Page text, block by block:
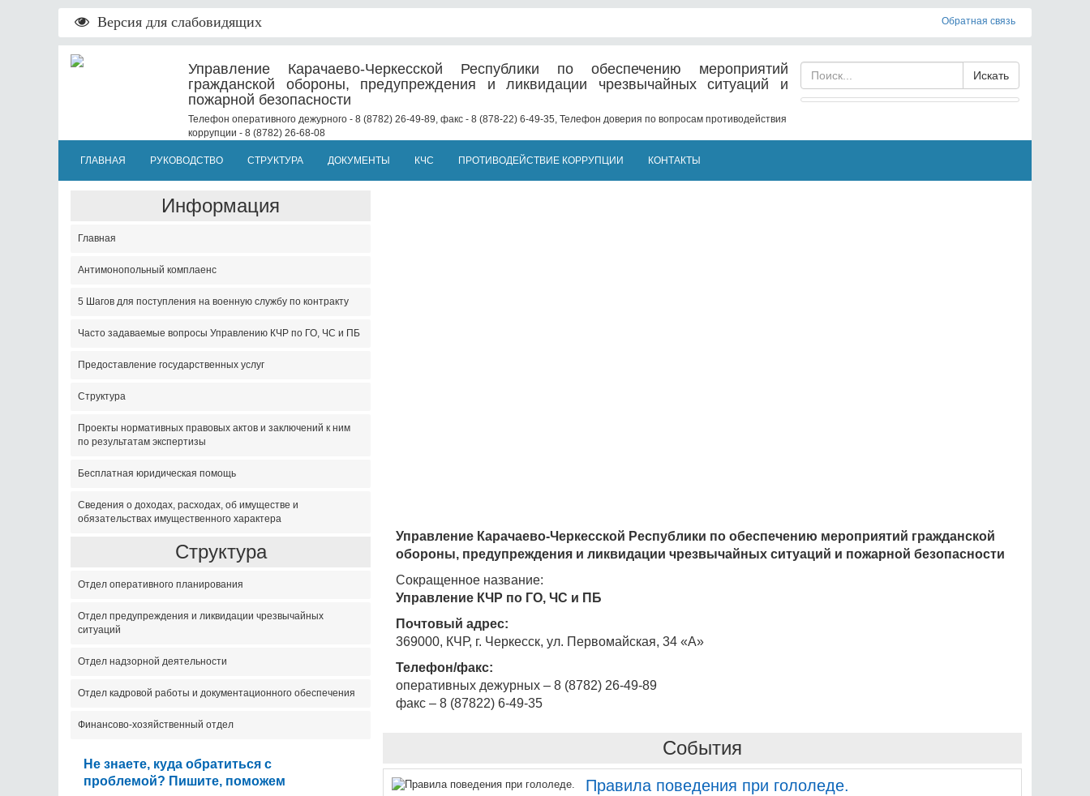
Версия для слабовидящих Обратная связь
Управление Карачаево-Черкесской Республики по обеспечению мероприятий
гражданской обороны, предупреждения и ликвидации чрезвычайных ситуаций и
пожарной безопасности
Телефон оперативного дежурного - 8 (8782) 26-49-89, факс - 8 (878-22) 6-49-35, Телефон доверия по вопросам противодействия
коррупции - 8 (8782) 26-68-08
Искать
ГЛАВНАЯ РУКОВОДСТВО СТРУКТУРА ДОКУМЕНТЫ КЧС ПРОТИВОДЕЙСТВИЕ КОРРУПЦИИ КОНТАКТЫ
Информация
Главная
Антимонопольный комплаенс
5 Шагов для поступления на военную службу по контракту
Часто задаваемые вопросы Управлению КЧР по ГО, ЧС и ПБ
Предоставление государственных услуг
Структура
Проекты нормативных правовых актов и заключений к ним
по результатам экспертизы
Бесплатная юридическая помощь
Сведения о доходах, расходах, об имуществе и
обязательствах имущественного характера
Структура
Отдел оперативного планирования
Отдел предупреждения и ликвидации чрезвычайных
ситуаций
Отдел надзорной деятельности
Отдел кадровой работы и документационного обеспечения
Финансово-хозяйственный отдел
Не знаете, куда обратиться с
проблемой? Пишите, поможем
Управление Карачаево-Черкесской Республики по обеспечению мероприятий гражданской
обороны, предупреждения и ликвидации чрезвычайных ситуаций и пожарной безопасности
Сокращенное название:
Управление КЧР по ГО, ЧС и ПБ
Почтовый адрес:
369000, КЧР, г. Черкесск, ул. Первомайская, 34 «А»
Телефон/факс:
оперативных дежурных – 8 (8782) 26-49-89
факс – 8 (87822) 6-49-35
События
Правила поведения при гололеде.